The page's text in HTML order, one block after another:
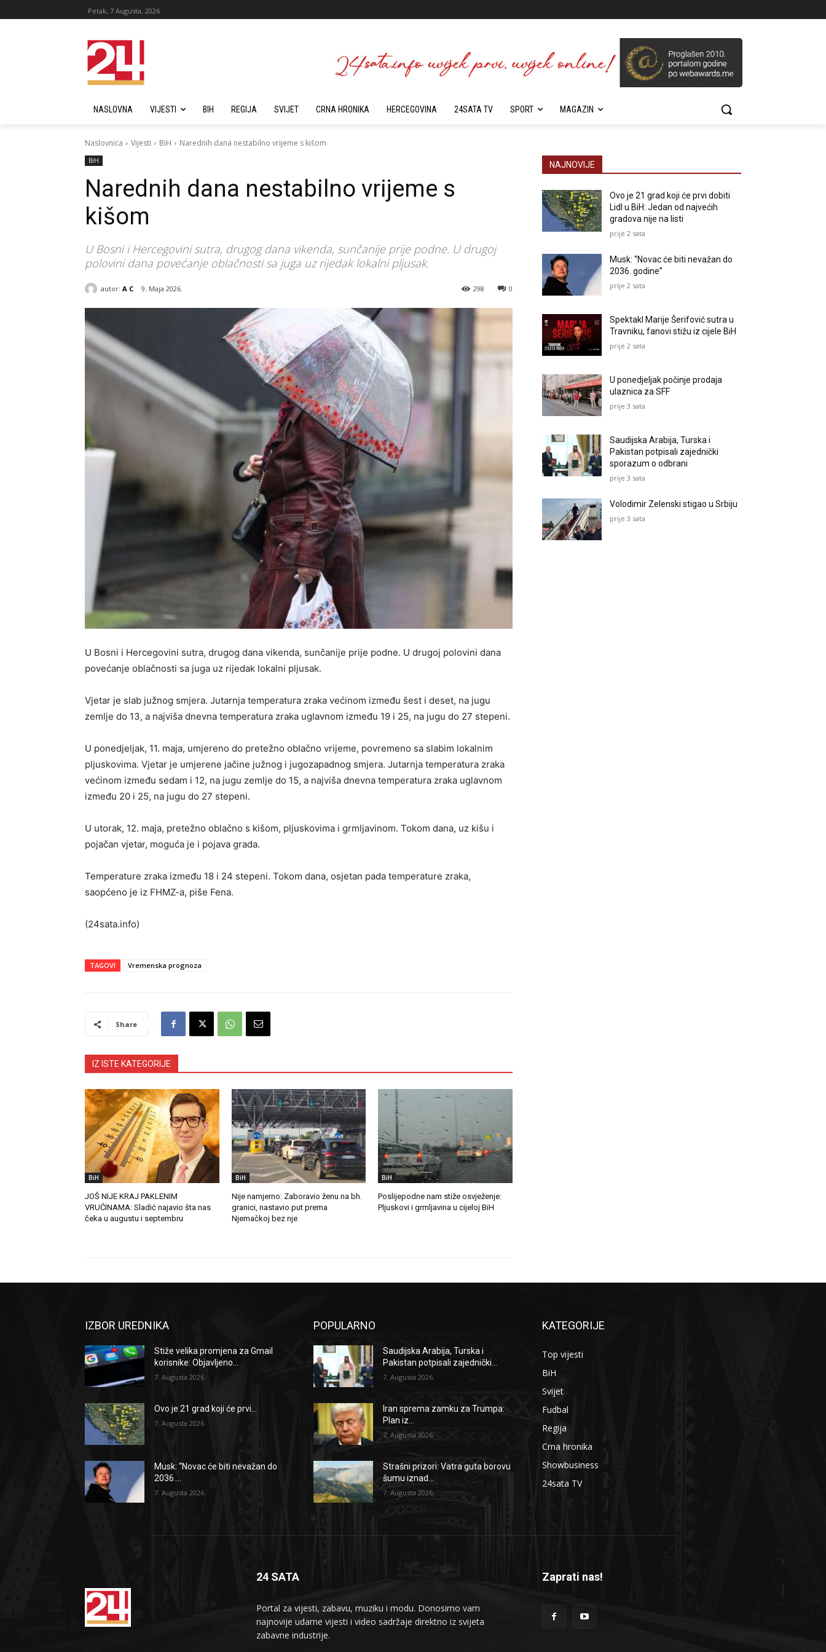
Petak, 7 Augusta, 2026
NASLOVNA VIJESTI BIH REGIJA SVIJET CRNA HRONIKA HERCEGOVINA 24SATA TV SPORT MAGAZIN
Naslovnica Vijesti BiH Narednih dana nestabilno vrijeme s kišom
BiH
Narednih dana nestabilno vrijeme s
kišom
U Bosni i Hercegovini sutra, drugog dana vikenda, sunčanije prije podne. U drugoj
polovini dana povećanje oblačnosti sa juga uz rijedak lokalni pljusak.
autor: A C 9. Maja 2026. 0
298
U Bosni i Hercegovini sutra, drugog dana vikenda, sunčanije prije podne. U drugoj polovini dana
povećanje oblačnosti sa juga uz rijedak lokalni pljusak.
Vjetar je slab južnog smjera. Jutarnja temperatura zraka većinom između šest i deset, na jugu
zemlje do 13, a najviša dnevna temperatura zraka uglavnom između 19 i 25, na jugu do 27 stepeni.
U ponedjeljak, 11. maja, umjereno do pretežno oblačno vrijeme, povremeno sa slabim lokalnim
pljuskovima. Vjetar je umjerene jačine južnog i jugozapadnog smjera. Jutarnja temperatura zraka
većinom između sedam i 12, na jugu zemlje do 15, a najviša dnevna temperatura zraka uglavnom
između 20 i 25, na jugu do 27 stepeni.
U utorak, 12. maja, pretežno oblačno s kišom, pljuskovima i grmljavinom. Tokom dana, uz kišu i
pojačan vjetar, moguća je i pojava grada.
Temperature zraka između 18 i 24 stepeni. Tokom dana, osjetan pada temperature zraka,
saopćeno je iz FHMZ-a, piše Fena.
(24sata.info)
TAGOVI Vremenska prognoza
Share
IZ ISTE KATEGORIJE
BiH
JOŠ NIJE KRAJ PAKLENIM
VRUĆINAMA: Sladić najavio šta nas
čeka u augustu i septembru
BiH
Nije namjerno: Zaboravio ženu na bh.
granici, nastavio put prema
Njemačkoj bez nje
BiH
Poslijepodne nam stiže osvježenje:
Pljuskovi i grmljavina u cijeloj BiH
NAJNOVIJE
Ovo je 21 grad koji će prvi dobiti
Lidl u BiH: Jedan od najvećih
gradova nije na listi
prije 2 sata
Musk: “Novac će biti nevažan do
2036. godine”
prije 2 sata
Spektakl Marije Šerifović sutra u
Travniku, fanovi stižu iz cijele BiH
prije 2 sata
U ponedjeljak počinje prodaja
ulaznica za SFF
prije 3 sata
Saudijska Arabija, Turska i
Pakistan potpisali zajednički
sporazum o odbrani
prije 3 sata
Volodimir Zelenski stigao u Srbiju
prije 3 sata
IZBOR UREDNIKA
Stiže velika promjena za Gmail
korisnike: Objavljeno...
7. Augusta 2026.
Ovo je 21 grad koji će prvi...
7. Augusta 2026.
Musk: “Novac će biti nevažan do
2036....
7. Augusta 2026.
POPULARNO
Saudijska Arabija, Turska i
Pakistan potpisali zajednički...
7. Augusta 2026.
Iran sprema zamku za Trumpa:
Plan iz...
7. Augusta 2026.
Strašni prizori: Vatra guta borovu
šumu iznad...
7. Augusta 2026.
KATEGORIJE
Top vijesti
BiH
Svijet
Fudbal
Regija
Crna hronika
Showbusiness
24sata TV
24 SATA
Portal za vijesti, zabavu, muziku i modu. Donosimo vam
najnovije udarne vijesti i video sadržaje direktno iz svijeta
zabavne industrije.
Zaprati nas!